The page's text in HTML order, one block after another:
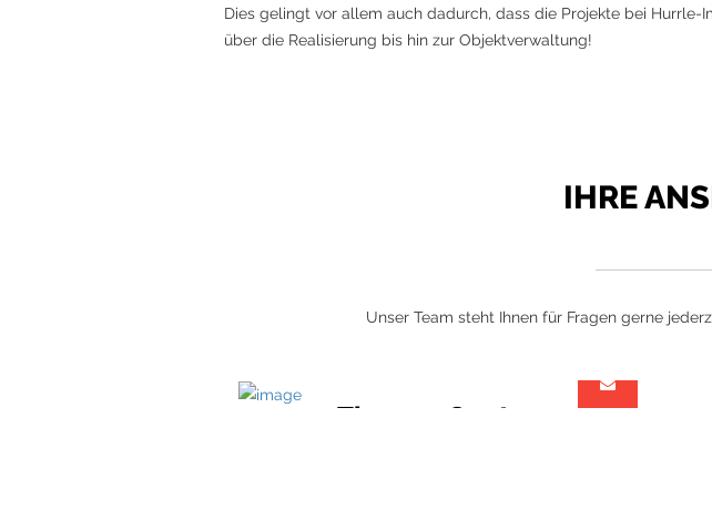
Dies gelingt vor allem auch dadurch, dass die Projekte bei
über die Realisierung bis hin zur Objektverwaltung!
IHRE
Unser Team steht Ihnen für Fragen gerne
Thomas Ganter